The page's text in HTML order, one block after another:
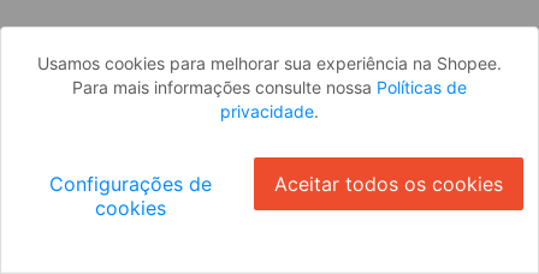
Usamos cookies para melhorar sua experiência na Shopee.
Para mais informações consulte nossa Políticas de
privacidade.
Configurações de
cookies
Aceitar todos os cookies